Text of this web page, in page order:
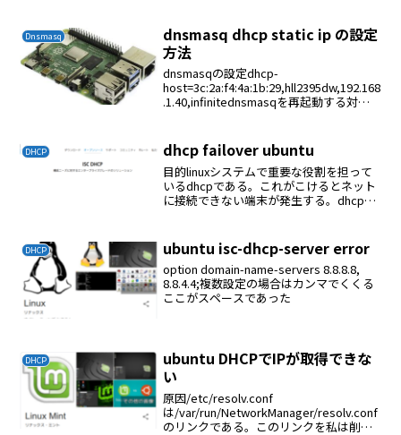
Dnsmasq
dnsmasq dhcp static ip の設定
方法
dnsmasqの設定dhcp-
host=3c:2a:f4:4a:1b:29,hll2395dw,192.168
.1.40,infinitednsmasqを再起動する対象
DHCP dhcp failover ubuntu
目的linuxシステムで重要な役割を担って
いるdhcpである。これがこけるとネット
に接続できない端末が発生する。dhcp
うシステムがfailoverシステムであ...
DHCP ubuntu isc-dhcp-server error
option domain-name-servers 8.8.8.8,
8.8.4.4;複数設定の場合はカンマでくくる
ここがスペースであった
DHCP
ubuntu DHCPでIPが取得できな
い
原因/etc/resolv.conf
は/var/run/NetworkManager/resolv.conf
のリンクである。このリンクを私は削除